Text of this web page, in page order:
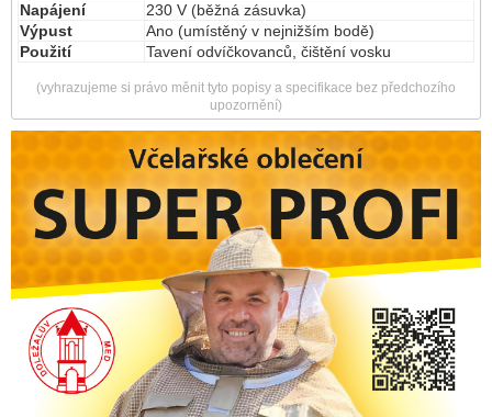
Napájení
230 V (běžná zásuvka)
Výpust
Ano (umístěný v nejnižším bodě)
Použití
Tavení odvíčkovanců, čištění vosku
(vyhrazujeme si právo měnit tyto popisy a specifikace bez předchozího
upozornění)